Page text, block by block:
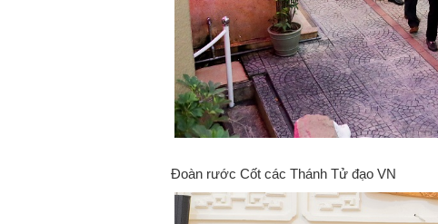
Đoàn rước Cốt các Thánh Tử đạo VN